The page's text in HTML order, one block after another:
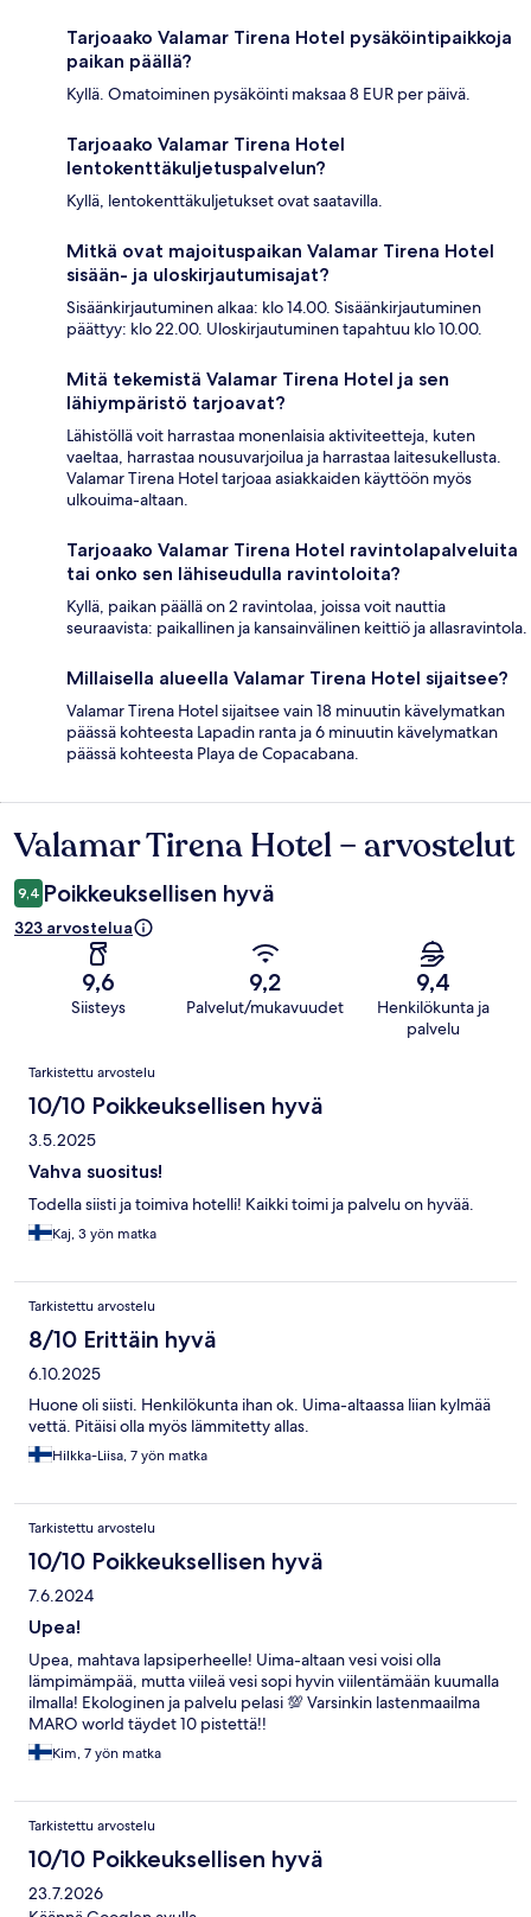
Tarjoaako Valamar Tirena Hotel pysäköintipaikkoja
paikan päällä?
Kyllä. Omatoiminen pysäköinti maksaa 8 EUR per päivä.
Tarjoaako Valamar Tirena Hotel
lentokenttäkuljetuspalvelun?
Kyllä, lentokenttäkuljetukset ovat saatavilla.
Mitkä ovat majoituspaikan Valamar Tirena Hotel
sisään- ja uloskirjautumisajat?
Sisäänkirjautuminen alkaa: klo 14.00. Sisäänkirjautuminen
päättyy: klo 22.00. Uloskirjautuminen tapahtuu klo 10.00.
Mitä tekemistä Valamar Tirena Hotel ja sen
lähiympäristö tarjoavat?
Lähistöllä voit harrastaa monenlaisia aktiviteetteja, kuten
vaeltaa, harrastaa nousuvarjoilua ja harrastaa laitesukellusta.
Valamar Tirena Hotel tarjoaa asiakkaiden käyttöön myös
ulkouima-altaan.
Tarjoaako Valamar Tirena Hotel ravintolapalveluita
tai onko sen lähiseudulla ravintoloita?
Kyllä, paikan päällä on 2 ravintolaa, joissa voit nauttia
seuraavista: paikallinen ja kansainvälinen keittiö ja allasravintola.
Millaisella alueella Valamar Tirena Hotel sijaitsee?
Valamar Tirena Hotel sijaitsee vain 18 minuutin kävelymatkan
päässä kohteesta Lapadin ranta ja 6 minuutin kävelymatkan
päässä kohteesta Playa de Copacabana.
Arvostelut
Valamar Tirena Hotel – arvostelut
9,4 Poikkeuksellisen hyvä
323 arvostelua
9,6
Siisteys
9,2
Palvelut/mukavuudet
9,4
Henkilökunta ja
palvelu
Arvostelut
Tarkistettu arvostelu
10/10 Poikkeuksellisen hyvä
3.5.2025
Vahva suositus!
Todella siisti ja toimiva hotelli! Kaikki toimi ja palvelu on hyvää.
Kaj, 3 yön matka
Tarkistettu arvostelu
8/10 Erittäin hyvä
6.10.2025
Huone oli siisti. Henkilökunta ihan ok. Uima-altaassa liian kylmää
vettä. Pitäisi olla myös lämmitetty allas.
Hilkka-Liisa, 7 yön matka
Tarkistettu arvostelu
10/10 Poikkeuksellisen hyvä
7.6.2024
Upea!
Upea, mahtava lapsiperheelle! Uima-altaan vesi voisi olla
lämpimämpää, mutta viileä vesi sopi hyvin viilentämään kuumalla
ilmalla! Ekologinen ja palvelu pelasi 💯 Varsinkin lastenmaailma
MARO world täydet 10 pistettä!!
Kim, 7 yön matka
Tarkistettu arvostelu
10/10 Poikkeuksellisen hyvä
23.7.2026